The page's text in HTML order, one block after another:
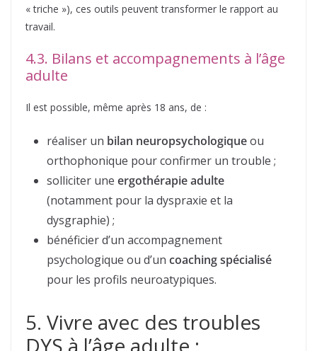
« triche »), ces outils peuvent transformer le rapport au
travail.
4.3. Bilans et accompagnements à l’âge
adulte
Il est possible, même après 18 ans, de :
réaliser un bilan neuropsychologiqueou
orthophonique pour confirmer un trouble ;
solliciter une ergothérapie adulte
(notamment pour la dyspraxie et la
dysgraphie) ;
bénéficier d’un accompagnement
psychologique ou d’un coaching spécialisé
pour les profils neuroatypiques.
5. Vivre avec des troubles